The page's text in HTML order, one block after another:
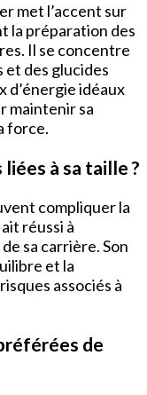
met l’accent sur
la préparation des
Il se concentre
et des glucides
d’énergie idéaux
maintenir sa
force.
à sa taille ?
compliquer la
réussi à
sa carrière. Son
et la
associés à
de